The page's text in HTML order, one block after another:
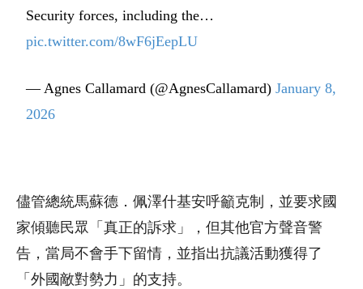
Security forces, including the…
pic.twitter.com/8wF6jEepLU
— Agnes Callamard (@AgnesCallamard)January 8,
2026
儘管總統馬蘇德．佩澤什基安呼籲克制，並要求國
家傾聽民眾「真正的訴求」，但其他官方聲音警
告，當局不會手下留情，並指出抗議活動獲得了
「外國敵對勢力」的支持。